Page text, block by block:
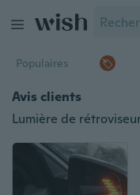
Populaires
Avis clients